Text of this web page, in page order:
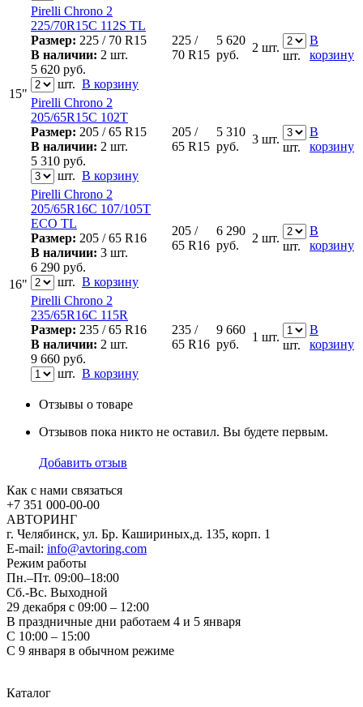
15"
Pirelli Chrono 2
225/70R15C 112S TL
Размер: 225 / 70 R15
В наличии: 2 шт.
5 620 руб.
шт. В корзину
225 /
70 R15
5 620
руб.
2 шт.
шт.
В
корзину
Pirelli Chrono 2
205/65R15C 102T
Размер: 205 / 65 R15
В наличии: 2 шт.
5 310 руб.
шт. В корзину
205 /
65 R15
5 310
руб.
3 шт.
шт.
В
корзину
16"
Pirelli Chrono 2
205/65R16C 107/105T
ECO TL
Размер: 205 / 65 R16
В наличии: 3 шт.
6 290 руб.
шт. В корзину
205 /
65 R16
6 290
руб.
2 шт.
шт.
В
корзину
Pirelli Chrono 2
235/65R16C 115R
Размер: 235 / 65 R16
В наличии: 2 шт.
9 660 руб.
шт. В корзину
235 /
65 R16
9 660
руб.
1 шт.
шт.
В
корзину
Отзывы о товаре
Отзывов пока никто не оставил. Вы будете первым.
Добавить отзыв
Как с нами связаться
+7 351 000-00-00
АВТОРИНГ
г. Челябинск, ул. Бр. Кашириных,д. 135, корп. 1
E-mail: info@avtoring.com
Режим работы
Пн.–Пт. 09:00–18:00
Сб.-Вс. Выходной
29 декабря с 09:00 – 12:00
В праздничные дни работаем 4 и 5 января
С 10:00 – 15:00
С 9 января в обычном режиме
Каталог